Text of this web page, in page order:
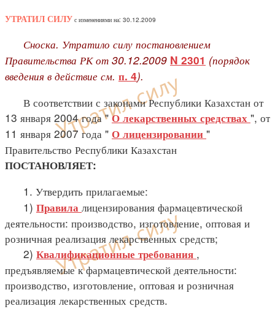
УТРАТИЛ СИЛУ с изменениями на: 30.12.2009
Сноска. Утратило силу постановлением
Правительства РК от 30.12.2009 N 2301 (порядок
введения в действие см. п. 4).
В соответствии с законами Республики Казахстан от
13 января 2004 года "О лекарственных средствах ", от
11 января 2007 года " О лицензировании "
Правительство Республики Казахстан
ПОСТАНОВЛЯЕТ:
1. Утвердить прилагаемые:
1) Правила лицензирования фармацевтической
деятельности: производство, изготовление, оптовая и
розничная реализация лекарственных средств;
2) Квалификационные требования ,
предъявляемые к фармацевтической деятельности:
производство, изготовление, оптовая и розничная
реализация лекарственных средств.